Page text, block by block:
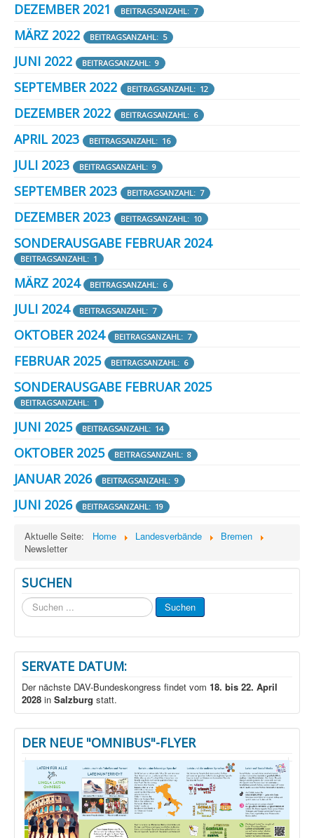
DEZEMBER 2021 BEITRAGSANZAHL: 7
MÄRZ 2022 BEITRAGSANZAHL: 5
JUNI 2022 BEITRAGSANZAHL: 9
SEPTEMBER 2022 BEITRAGSANZAHL: 12
DEZEMBER 2022 BEITRAGSANZAHL: 6
APRIL 2023 BEITRAGSANZAHL: 16
JULI 2023 BEITRAGSANZAHL: 9
SEPTEMBER 2023 BEITRAGSANZAHL: 7
DEZEMBER 2023 BEITRAGSANZAHL: 10
SONDERAUSGABE FEBRUAR 2024
BEITRAGSANZAHL: 1
MÄRZ 2024 BEITRAGSANZAHL: 6
JULI 2024 BEITRAGSANZAHL: 7
OKTOBER 2024 BEITRAGSANZAHL: 7
FEBRUAR 2025 BEITRAGSANZAHL: 6
SONDERAUSGABE FEBRUAR 2025
BEITRAGSANZAHL: 1
JUNI 2025 BEITRAGSANZAHL: 14
OKTOBER 2025 BEITRAGSANZAHL: 8
JANUAR 2026 BEITRAGSANZAHL: 9
JUNI 2026 BEITRAGSANZAHL: 19
Aktuelle Seite: Home Landesverbände
Bremen
Newsletter
SUCHEN
Suchen
...
Suchen
SERVATE DATUM:
Der nächste DAV-Bundeskongress findet vom 18. bis 22. April
2028 in Salzburg statt.
DER NEUE "OMNIBUS"-FLYER